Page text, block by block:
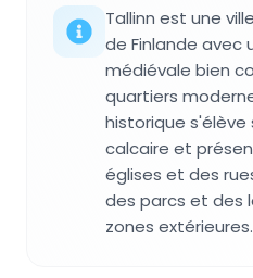
Tallinn est une
de Finlande avec
médiévale bien
quartiers
historique s'élève
calcaire et
églises et des
des parcs et des
zones extérieures.